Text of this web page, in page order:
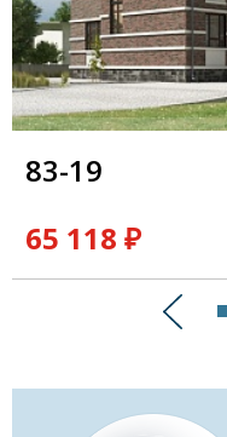
83-19
65 118 ₽